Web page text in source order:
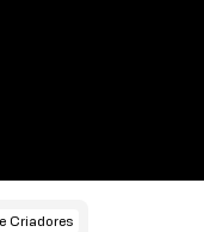
Criadores